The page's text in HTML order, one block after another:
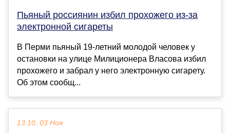
Пьяный россиянин избил прохожего из-за
электронной сигареты
В Перми пьяный 19-летний молодой человек у
остановки на улице Милиционера Власова избил
прохожего и забрал у него электронную сигарету.
Об этом сообщ...
13:10, 03 Ноя